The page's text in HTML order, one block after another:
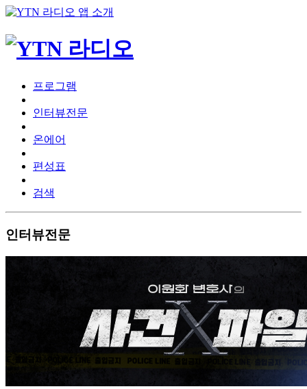
프로그램
인터뷰전문
온에어
편성표
검색
인터뷰전문